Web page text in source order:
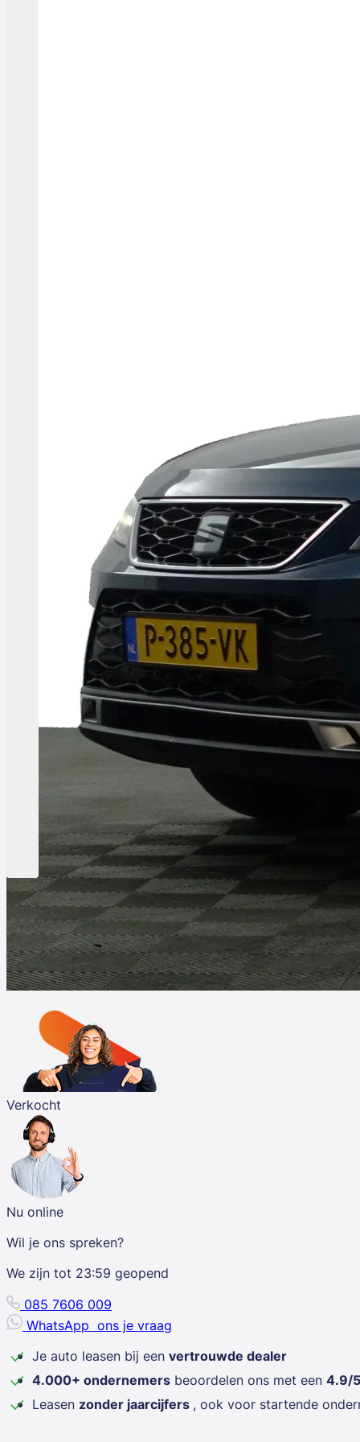
Verkocht
Nu online
Wil je ons spreken?
We zijn tot 23:59 geopend
085 7606 009
WhatsApp ons je vraag
Je auto leasen bij een vertrouwde dealer
4.000+ ondernemers beoordelen ons met een 4.9/5
Leasen zonder jaarcijfers , ook voor startende